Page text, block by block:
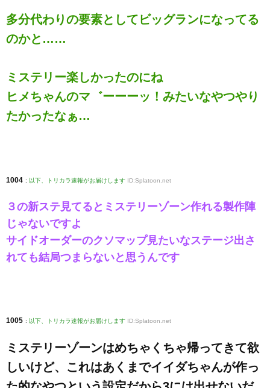
多分代わりの要素としてビッグランになってる
のかと……
ミステリー楽しかったのにね
ヒメちゃんのマ゛ーーーッ！みたいなやつやり
たかったなぁ…
1004 : 以下、トリカラ速報がお届けします ID:Splatoon.net
３の新ステ見てるとミステリーゾーン作れる製作陣
じゃないですよ
サイドオーダーのクソマップ見たいなステージ出さ
れても結局つまらないと思うんです
1005 : 以下、トリカラ速報がお届けします ID:Splatoon.net
ミステリーゾーンはめちゃくちゃ帰ってきて欲
しいけど、これはあくまでイイダちゃんが作っ